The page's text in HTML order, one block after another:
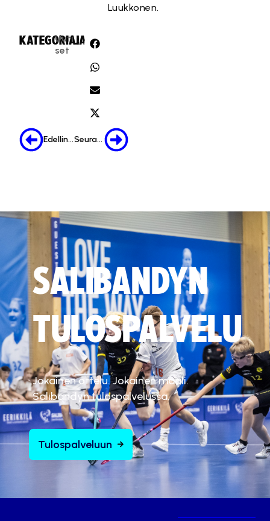
Luukkonen.
KATEGORIA:
Uuti
set
JAA:
Edellinen Seuraava
SALIBANDYN
TULOSPALVELU
Jokainen ottelu. Jokainen maali.
Salibandyn tulospalvelussa.
Tulospalveluun